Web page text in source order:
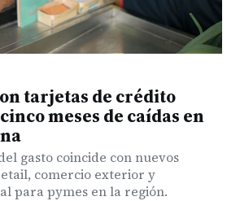
tarjetas de crédito
meses de caídas en
gasto coincide con nuevos
comercio exterior y
para pymes en la región.